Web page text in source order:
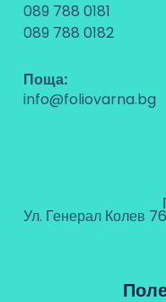
089 788 0181
089 788 0182
Поща:
info@foliovarna.bg
Ул. Генерал Колев 76